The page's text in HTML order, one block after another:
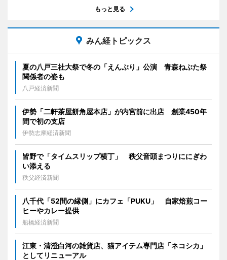
もっと見る
みん経トピックス
夏の八戸三社大祭で冬の「えんぶり」公演 青森ねぶた祭
関係者の姿も
八戸経済新聞
伊勢「二軒茶屋餅角屋本店」が内宮前に出店 創業450年
間で初の支店
伊勢志摩経済新聞
皆野で「タイムスリップ横丁」 秩父音頭まつりににぎわ
い添える
秩父経済新聞
八千代「52間の縁側」にカフェ「PUKU」 自家焙煎コー
ヒーやカレー提供
船橋経済新聞
江東・清澄白河の雑貨店、猫アイテム専門店「ネコシカ」
としてリニューアル